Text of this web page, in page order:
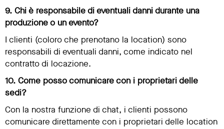
9. Chi è responsabile di eventuali danni durante una
produzione o un evento?
I clienti (coloro che prenotano la location) sono
responsabili di eventuali danni, come indicato nel
contratto di locazione.
10. Come posso comunicare con i proprietari delle
sedi?
Con la nostra funzione di chat, i clienti possono
comunicare direttamente con i proprietari delle location